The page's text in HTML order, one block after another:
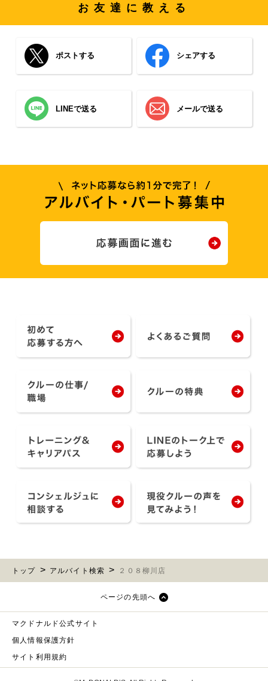
お友達に教える
ポストする シェアする
LINEで送る メールで送る
トップ アルバイト検索 ２０８柳川店
ページの先頭へ
マクドナルド公式サイト
個人情報保護方針
サイト利用規約